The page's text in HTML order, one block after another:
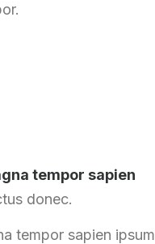
tempor sapien
donec.
tempor sapien ipsum